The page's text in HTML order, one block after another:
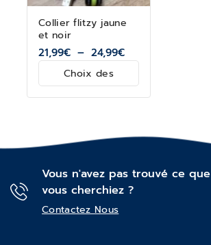
Collier flitzy jaune
et noir
21,99€ – 24,99€
Choix des
Vous n'avez pas trouvé ce que
vous cherchiez ?
Contactez Nous